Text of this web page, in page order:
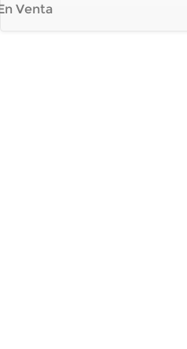
Venta